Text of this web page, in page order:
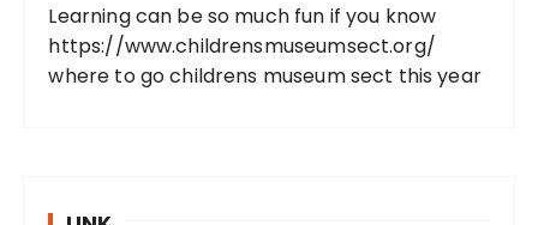
Learning can be so much fun if you know
https://www.childrensmuseumsect.org/
where to go childrens museum sect this year